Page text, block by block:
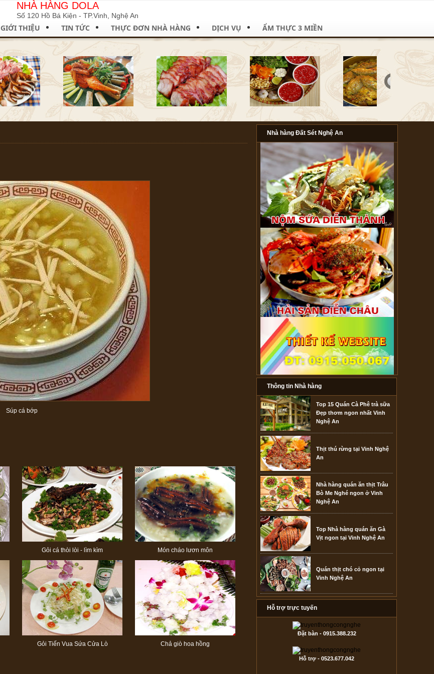
NHÀ HÀNG DOLA
Số 120 Hồ Bá Kiện - TP.Vinh, Nghệ An
GIỚI THIỆU TIN TỨC THỰC ĐƠN NHÀ HÀNG DỊCH VỤ ẨM THỰC 3 MIỀN
Súp cá bớp
Gỏi cá thòi lòi - lìm kìm Món cháo lươn môn
Gỏi Tiến Vua Sứa Cửa Lò Chả giò hoa hồng
Nhà hàng Đất Sét Nghệ An
Thông tin Nhà hàng
Top 15 Quán Cà Phê trà sữa
Đẹp thơm ngon nhất Vinh
Nghệ An
Thịt thú rừng tại Vinh Nghệ
An
Nhà hàng quán ăn thịt Trâu
Bò Me Nghé ngon ở Vinh
Nghệ An
Top Nhà hàng quán ăn Gà
Vịt ngon tại Vinh Nghệ An
Quán thịt chó cỏ ngon tại
Vinh Nghệ An
Hỗ trợ trực tuyến
Đặt bàn - 0915.388.232
Hỗ trợ - 0523.677.042